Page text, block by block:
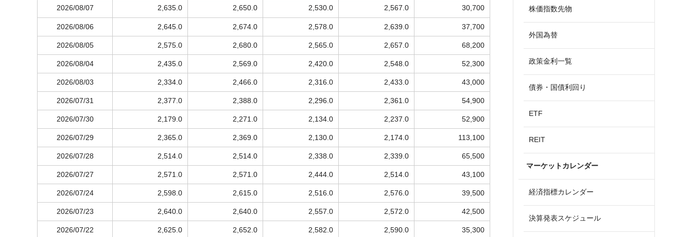
2026/08/07 2,635.0 2,650.0 2,530.0 2,567.0 30,700
2026/08/06 2,645.0 2,674.0 2,578.0 2,639.0 37,700
2026/08/05 2,575.0 2,680.0 2,565.0 2,657.0 68,200
2026/08/04 2,435.0 2,569.0 2,420.0 2,548.0 52,300
2026/08/03 2,334.0 2,466.0 2,316.0 2,433.0 43,000
2026/07/31 2,377.0 2,388.0 2,296.0 2,361.0 54,900
2026/07/30 2,179.0 2,271.0 2,134.0 2,237.0 52,900
2026/07/29 2,365.0 2,369.0 2,130.0 2,174.0 113,100
2026/07/28 2,514.0 2,514.0 2,338.0 2,339.0 65,500
2026/07/27 2,571.0 2,571.0 2,444.0 2,514.0 43,100
2026/07/24 2,598.0 2,615.0 2,516.0 2,576.0 39,500
2026/07/23 2,640.0 2,640.0 2,557.0 2,572.0 42,500
2026/07/22 2,625.0 2,652.0 2,582.0 2,590.0 35,300
株価指数先物
外国為替
政策金利一覧
債券・国債利回り
ETF
REIT
マーケットカレンダー
経済指標カレンダー
決算発表スケジュール